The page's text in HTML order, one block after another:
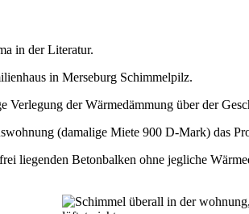
in der Literatur.
in Merseburg Schimmelpilz.
der Wärmedämmung über der
(damalige Miete 900 D-Mark) das
liegenden Betonbalken ohne jegliche